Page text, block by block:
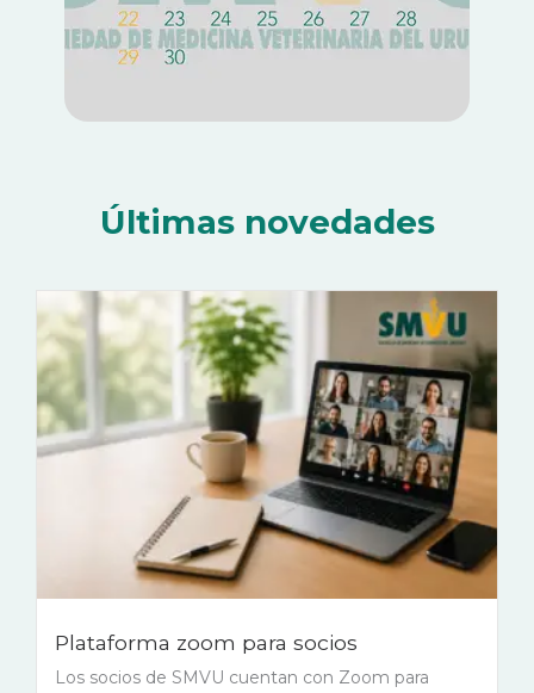
Últimas novedades
Plataforma zoom para socios
Los socios de SMVU cuentan con Zoom para